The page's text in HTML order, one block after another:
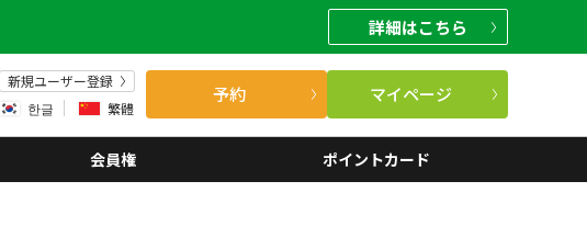
詳細はこちら
新規ユーザー登録
한글 繁體
予約 マイページ
会員権 ポイントカード